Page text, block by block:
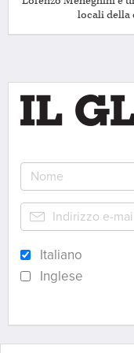
locali della
Italiano
Inglese